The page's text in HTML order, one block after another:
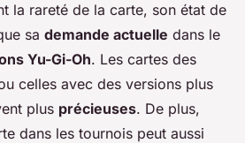
la rareté de la carte, son état de
sa demande actuelle dans le
Yu-Gi-Oh. Les cartes des
celles avec des versions plus
plus précieuses. De plus,
dans les tournois peut aussi